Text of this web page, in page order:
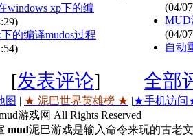
windows xp下的编
的编译mudos过程
(04/
MUD
(04/
自动
发表评论] 全部
图 | ★ 泥巴世界英雄榜 ★ |★手机访
游戏网 All Rights Reserved
mud泥巴游戏是输入命令来玩的古老